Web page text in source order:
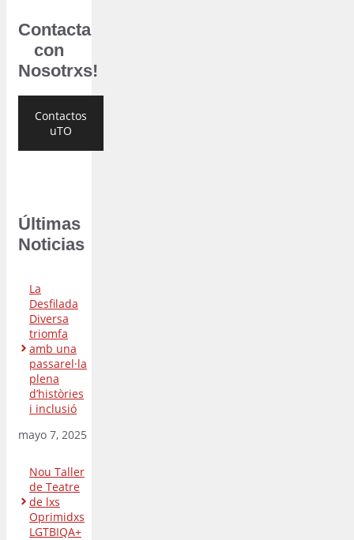
Contacta
con
Nosotrxs!
Contactos
uTO
Últimas
Noticias
La
Desfilada
Diversa
triomfa
amb una
passarel·la
plena
d’històries
i inclusió
mayo 7, 2025
Nou Taller
de Teatre
de lxs
Oprimidxs
LGTBIQA+